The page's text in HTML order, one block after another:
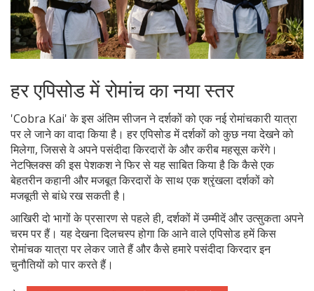
हर एपिसोड में रोमांच का नया स्तर
'Cobra Kai' के इस अंतिम सीजन ने दर्शकों को एक नई रोमांचकारी यात्रा
पर ले जाने का वादा किया है। हर एपिसोड में दर्शकों को कुछ नया देखने को
मिलेगा, जिससे वे अपने पसंदीदा किरदारों के और करीब महसूस करेंगे।
नेटफ्लिक्स की इस पेशकश ने फिर से यह साबित किया है कि कैसे एक
बेहतरीन कहानी और मजबूत किरदारों के साथ एक श्रृंखला दर्शकों को
मजबूती से बांधे रख सकती है।
आखिरी दो भागों के प्रसारण से पहले ही, दर्शकों में उम्मीदें और उत्सुकता अपने
चरम पर हैं। यह देखना दिलचस्प होगा कि आने वाले एपिसोड हमें किस
रोमांचक यात्रा पर लेकर जाते हैं और कैसे हमारे पसंदीदा किरदार इन
चुनौतियों को पार करते हैं।